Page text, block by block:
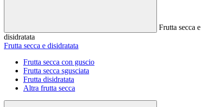
Frutta secca e
disidratata
Frutta secca e disidratata
Frutta secca con guscio
Frutta secca sgusciata
Frutta disidratata
Altra frutta secca